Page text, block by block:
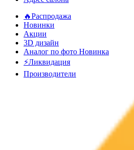
🔥Распродажа
Новинки
Акции
3D дизайн
Аналог по фото Новинка
⚡Ликвидация
Производители